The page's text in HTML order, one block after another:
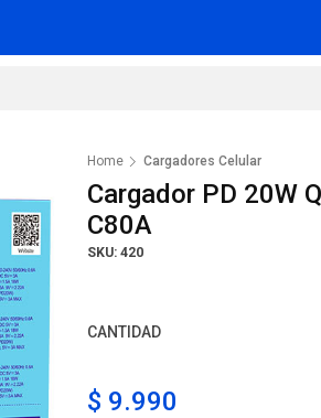
Home Cargadores Celular
Cargador PD 20W
C80A
SKU: 420
CANTIDAD
$ 9.990